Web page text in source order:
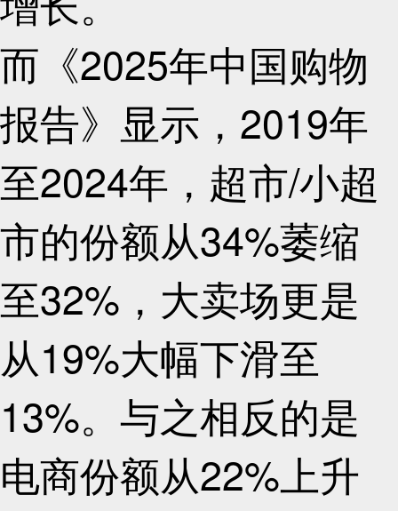
而《2025年中国购物
报告》显示，2019年
至2024年，超市/小超
市的份额从34%萎缩
至32%，大卖场更是
从19%大幅下滑至
13%。与之相反的是
电商份额从22%上升